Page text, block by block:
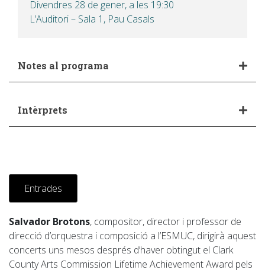
Divendres 28 de gener, a les 19:30
L’Auditori – Sala 1, Pau Casals
Notes al programa
Intèrprets
Entrades
Salvador Brotons, compositor, director i professor de
direcció d’orquestra i composició a l’ESMUC, dirigirà aquest
concerts uns mesos després d’haver obtingut el Clark
County Arts Commission Lifetime Achievement Award pels